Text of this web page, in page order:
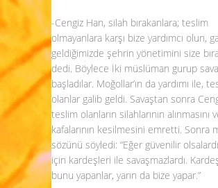
-Cengiz Han, silah bırakanlara; teslim
olmayanlara karşı bize yardımcı olun,
geldiğimizde şehrin yönetimini size
dedi. Böylece İki müslüman gurup
başladılar. Moğollar’ın da yardımı ile,
olanlar galib geldi. Savaştan sonra
teslim olanların silahlarının alınmasını
kafalarının kesilmesini emretti. Sonra
sözünü söyledi: “Eğer güvenilir
için kardeşleri ile savaşmazlardı.
bunu yapanlar, yarın da bize yapar.”